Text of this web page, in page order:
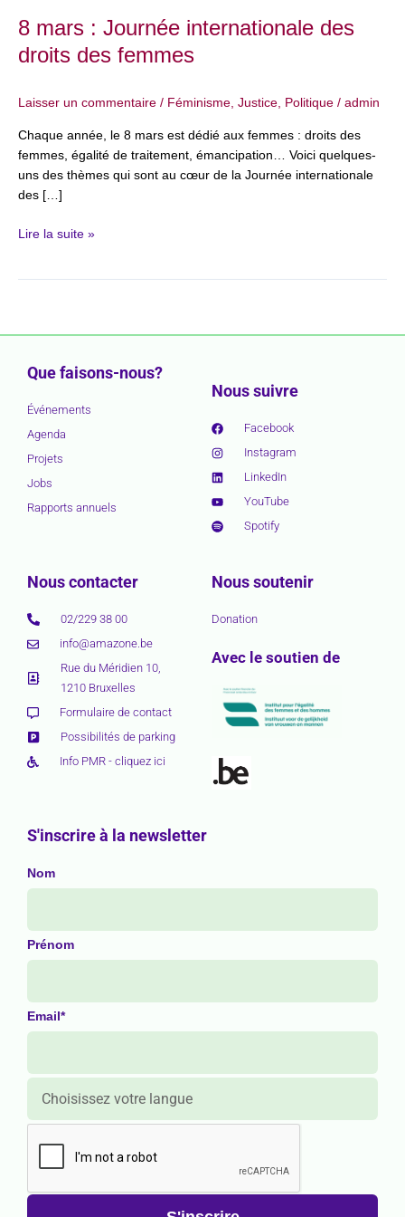
8 mars : Journée internationale des
droits des femmes
Laisser un commentaire / Féminisme Justice Politique / admin
Chaque année, le 8 mars est dédié aux femmes : droits des
femmes, égalité de traitement, émancipation… Voici quelques-
uns des thèmes qui sont au cœur de la Journée internationale
des […]
Lire la suite »
Que faisons-nous?
Événements
Agenda
Projets
Jobs
Rapports annuels
Nous suivre
Facebook
Instagram
LinkedIn
YouTube
Spotify
Nous contacter
02/229 38 00
info@amazone.be
Rue du Méridien 10,
1210 Bruxelles
Formulaire de contact
Possibilités de parking
Info PMR - cliquez ici
Nous soutenir
Donation
Avec le soutien de
S'inscrire à la newsletter
Nom
Prénom
Email*